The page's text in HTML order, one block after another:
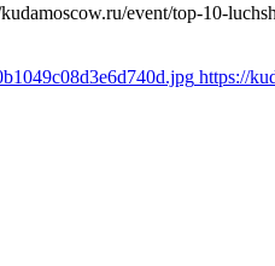
event/top-10-
https://